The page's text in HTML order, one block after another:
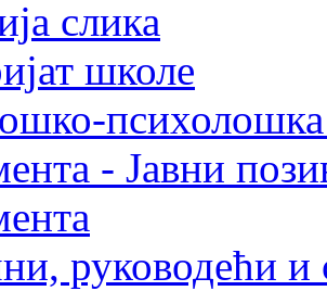
слика
школе
психолошка
- Јавни
руководећи и